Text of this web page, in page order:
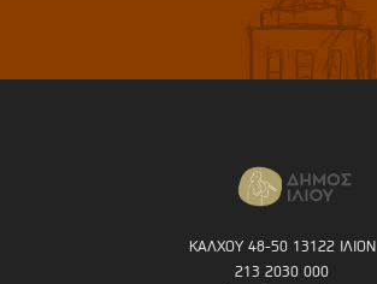
ΚΑΛΧΟΥ 48-50 13122 ΙΛΙΟΝ
213 2030 000